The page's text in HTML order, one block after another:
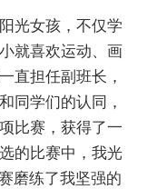
光女孩，不仅学
就喜欢运动、画
直担任副班长，
同学们的认同，
比赛，获得了一
的比赛中，我光
磨练了我坚强的